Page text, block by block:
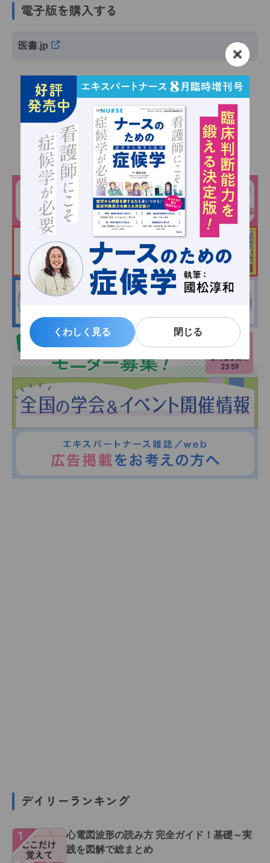
くわしく見る 閉じる
くわしく見る 閉じる
電子版を購入する
医書.jp
バックナンバー一覧へもどる
デイリーランキング
１
心電図波形の読み方 完全ガイド！基礎～実
践を図解で総まとめ